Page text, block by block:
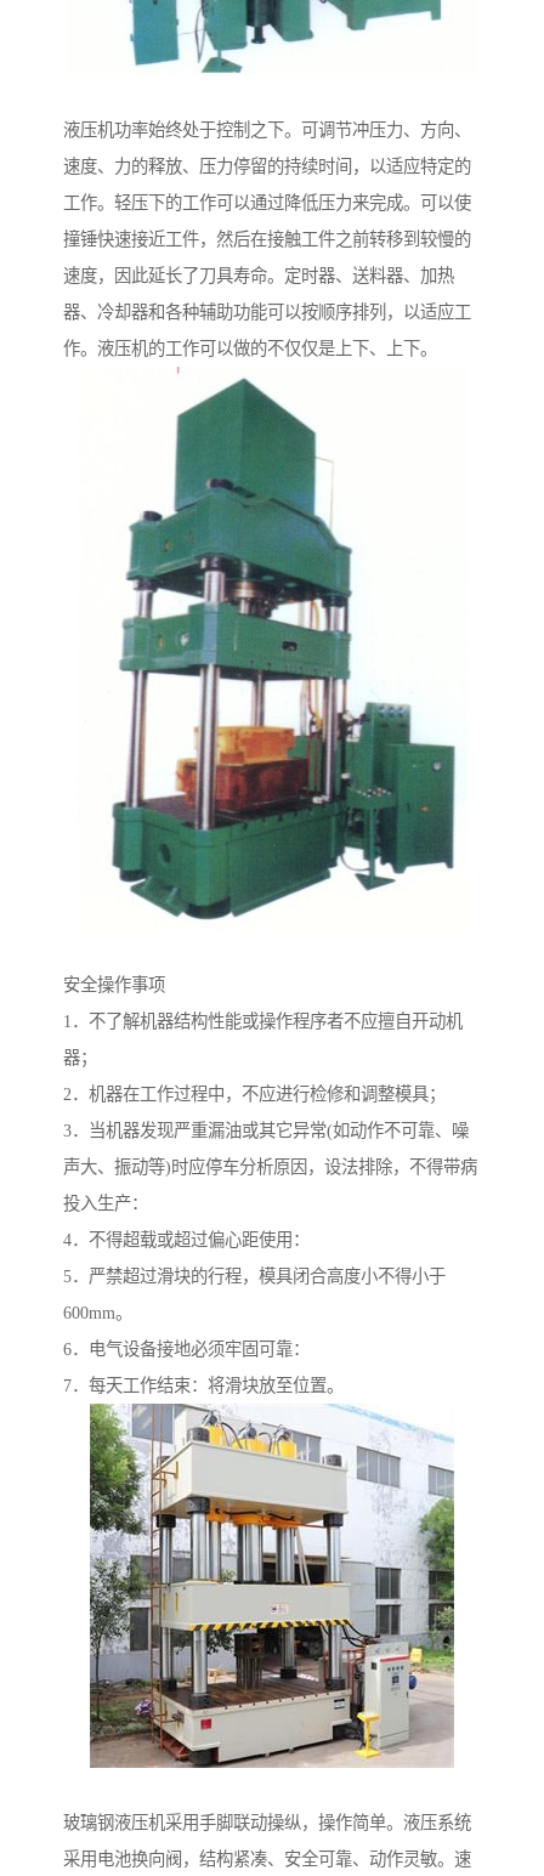
液压机功率始终处于控制之下。可调节冲压力、方向、
速度、力的释放、压力停留的持续时间，以适应特定的
工作。轻压下的工作可以通过降低压力来完成。可以使
撞锤快速接近工件，然后在接触工件之前转移到较慢的
速度，因此延长了刀具寿命。定时器、送料器、加热
器、冷却器和各种辅助功能可以按顺序排列，以适应工
作。液压机的工作可以做的不仅仅是上下、上下。
安全操作事项
1．不了解机器结构性能或操作程序者不应擅自开动机
器；
2．机器在工作过程中，不应进行检修和调整模具；
3．当机器发现严重漏油或其它异常(如动作不可靠、噪
声大、振动等)时应停车分析原因，设法排除，不得带病
投入生产：
4．不得超载或超过偏心距使用：
5．严禁超过滑块的行程，模具闭合高度小不得小于
600mm。
6．电气设备接地必须牢固可靠：
7．每天工作结束：将滑块放至位置。
玻璃钢液压机采用手脚联动操纵，操作简单。液压系统
采用电池换向阀，结构紧凑、安全可靠、动作灵敏。速